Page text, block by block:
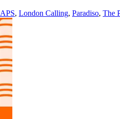
, London Calling, Paradiso, The